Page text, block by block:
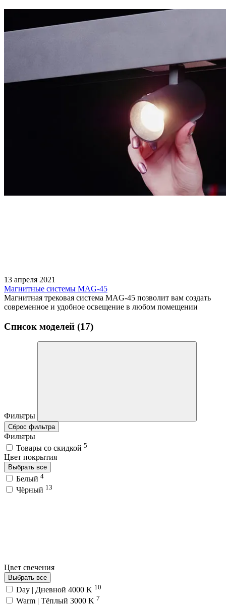
13 апреля 2021
Магнитные системы MAG-45
Магнитная трековая система MAG-45 позволит вам создать
современное и удобное освещение в любом помещении
Список моделей (17)
Фильтры
Сброс фильтра
Фильтры
Товары со скидкой 5
Цвет покрытия
Выбрать все
Белый 4
Чёрный 13
Цвет свечения
Выбрать все
Day | Дневной 4000 K 10
Warm | Тёплый 3000 K 7